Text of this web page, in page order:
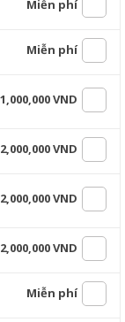
Miễn phí
Miễn phí
1,000,000 VND
2,000,000 VND
2,000,000 VND
2,000,000 VND
Miễn phí